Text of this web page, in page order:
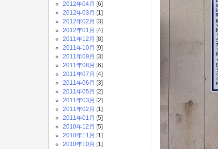
2012年04月 [6]
2012年03月 [1]
2012年02月 [3]
2012年01月 [4]
2011年12月 [8]
2011年10月 [9]
2011年09月 [3]
2011年08月 [6]
2011年07月 [4]
2011年06月 [3]
2011年05月 [2]
2011年03月 [2]
2011年02月 [1]
2011年01月 [5]
2010年12月 [5]
2010年11月 [1]
2010年10月 [1]